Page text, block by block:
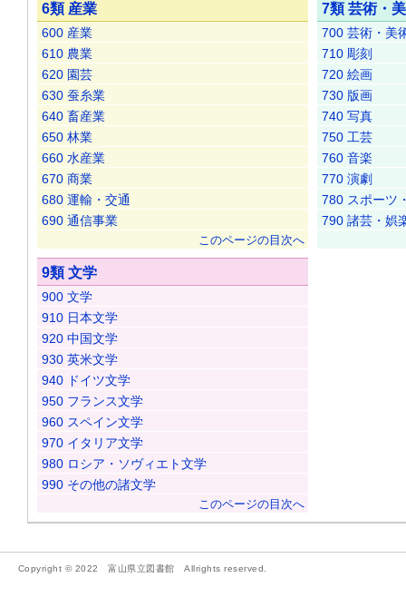
6類 産業
600 産業
610 農業
620 園芸
630 蚕糸業
640 畜産業
650 林業
660 水産業
670 商業
680 運輸・交通
690 通信事業
このページの目次へ
7類 芸術・
700 芸術・美
710 彫刻
720 絵画
730 版画
740 写真
750 工芸
760 音楽
770 演劇
780 スポーツ
790 諸芸・娯
9類 文学
900 文学
910 日本文学
920 中国文学
930 英米文学
940 ドイツ文学
950 フランス文学
960 スペイン文学
970 イタリア文学
980 ロシア・ソヴィエト文学
990 その他の諸文学
このページの目次へ
Copyright © 2022 富山県立図書館 Allrights reserved.